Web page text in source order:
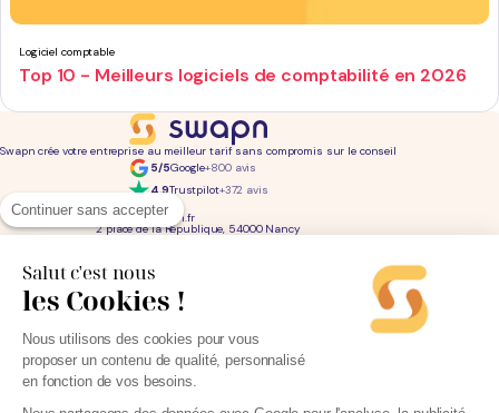
Continuer sans accepter
Salut c'est nous
les Cookies !
Nous utilisons des cookies pour vous
proposer un contenu de qualité, personnalisé
en fonction de vos besoins.
Logiciel comptable
Top 10 - Meilleurs logiciels de comptabilité en 2026
Swapn crée votre entreprise au meilleur tarif sans compromis sur le conseil
5/5Google+800 avis
4,9Trustpilot+372 avis
01 76 31 04 86
bonjour@swapn.fr
2 place de la République, 54000 Nancy
Services
Comptabilité pas cher
Offres de comptabilité par métier
Offres de comptabilité par ville
Tarifs
Liens utiles
Découvrez Swapn
Avis clients
Devenir partenaire
Engagements éthiques
L-Expert-Comptable.com
La news' des entrepreneurs
pour en savoir plus.